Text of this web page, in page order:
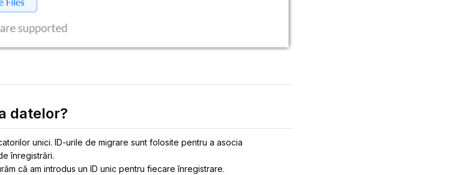
datelor?
unici. ID-urile de migrare sunt folosite pentru a asocia
înregistrări.
că am introdus un ID unic pentru fiecare înregistrare.